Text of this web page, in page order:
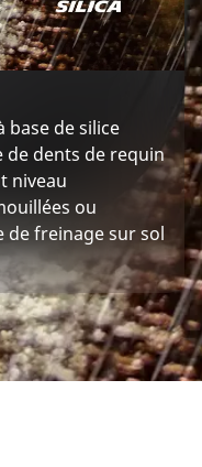
base de silice
de dents de requin
niveau
ou
de freinage sur sol